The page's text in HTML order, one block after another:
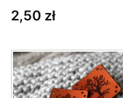
Cena
2,50 zł